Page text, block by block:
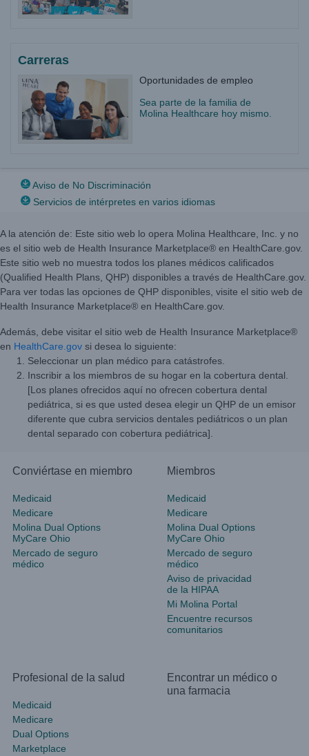
Carreras
Oportunidades de empleo
Sea parte de la familia de
Molina Healthcare hoy mismo.
Aviso de No Discriminación
Servicios de intérpretes en varios idiomas
A la atención de: Este sitio web lo opera Molina Healthcare, Inc. y no
es el sitio web de Health Insurance Marketplace® en HealthCare.gov.
Este sitio web no muestra todos los planes médicos calificados
(Qualified Health Plans, QHP) disponibles a través de HealthCare.gov.
Para ver todas las opciones de QHP disponibles, visite el sitio web de
Health Insurance Marketplace® en HealthCare.gov.
Además, debe visitar el sitio web de Health Insurance Marketplace®
en HealthCare.gov si desea lo siguiente:
Seleccionar un plan médico para catástrofes.
Inscribir a los miembros de su hogar en la cobertura dental.
[Los planes ofrecidos aquí no ofrecen cobertura dental
pediátrica, si es que usted desea elegir un QHP de un emisor
diferente que cubra servicios dentales pediátricos o un plan
dental separado con cobertura pediátrica].
Conviértase en miembro
Medicaid
Medicare
Molina Dual Options
MyCare Ohio
Mercado de seguro
médico
Miembros
Medicaid
Medicare
Molina Dual Options
MyCare Ohio
Mercado de seguro
médico
Aviso de privacidad
de la HIPAA
Mi Molina Portal
Encuentre recursos
comunitarios
Profesional de la salud
Medicaid
Medicare
Dual Options
Marketplace
Encontrar un médico o
una farmacia